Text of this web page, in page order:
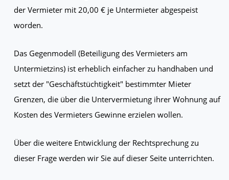
der Vermieter mit 20,00 € je Untermieter abgespeist
worden.
Das Gegenmodell (Beteiligung des Vermieters am
Untermietzins) ist erheblich einfacher zu handhaben und
setzt der "Geschäftstüchtigkeit" bestimmter Mieter
Grenzen, die über die Untervermietung ihrer Wohnung auf
Kosten des Vermieters Gewinne erzielen wollen.
Über die weitere Entwicklung der Rechtsprechung zu
dieser Frage werden wir Sie auf dieser Seite unterrichten.